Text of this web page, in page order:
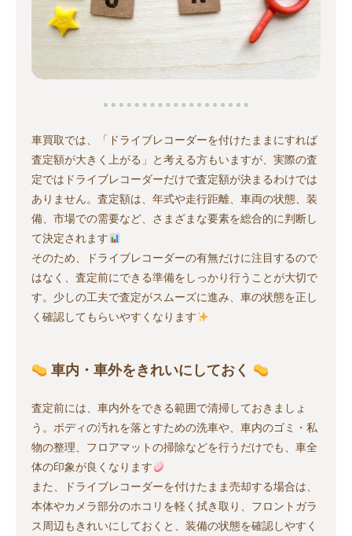
車買取では、「ドライブレコーダーを付けたままにすれば
査定額が大きく上がる」と考える方もいますが、実際の査
定ではドライブレコーダーだけで査定額が決まるわけでは
ありません。査定額は、年式や走行距離、車両の状態、装
備、市場での需要など、さまざまな要素を総合的に判断し
て決定されます
そのため、ドライブレコーダーの有無だけに注目するので
はなく、査定前にできる準備をしっかり行うことが大切で
す。少しの工夫で査定がスムーズに進み、車の状態を正し
く確認してもらいやすくなります
車内・車外をきれいにしておく
査定前には、車内外をできる範囲で清掃しておきましょ
う。ボディの汚れを落とすための洗車や、車内のゴミ・私
物の整理、フロアマットの掃除などを行うだけでも、車全
体の印象が良くなります
また、ドライブレコーダーを付けたまま売却する場合は、
本体やカメラ部分のホコリを軽く拭き取り、フロントガラ
ス周辺もきれいにしておくと、装備の状態を確認しやすく